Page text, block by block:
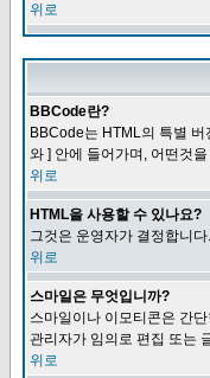
위로
BBCode란?
BBCode는 HTML의 특별
와 ] 안에 들어가며, 어떤것
위로
HTML을 사용할 수 있나요?
그것은 운영자가 결정합니
위로
스마일은 무엇입니까?
스마일이나 이모티콘은 간
관리자가 임의로 편집 또는
위로